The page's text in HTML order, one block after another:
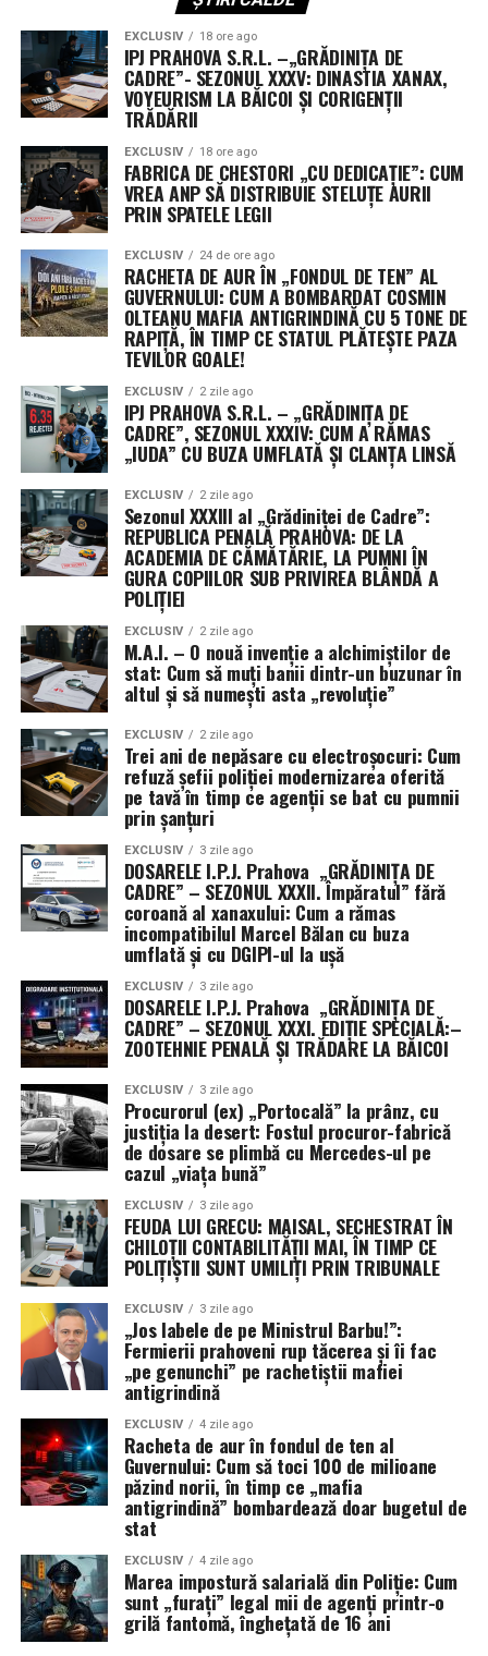
Fără scutire de la reducerile automate de cheltuieli
O altă cerere respinsă a vizat scutirea fondurilor de
reconciliere aprobate anul trecut de la mecanismul de
sechestrare (reduceri automate). Fără această excepție,
indisponibile.
Următorii pași în Congres
Senatul urmează să voteze rezoluția în această
săptămână, înainte de începerea vacanței de august.
Camera Reprezentanților, deja în pauză, și-a adoptat
propria variantă pe 21 iulie. Cele două texte vor trebui
fie unificate, fie una dintre camere va trebui să adopte
varianta celeilalte, pentru ca proiectul să ajungă pe
masa președintelui Donald Trump.
Președinta Comisiei de buget din Senat, Susan Collins, a
descris rezoluția drept „un pas important” pentru
evitarea închiderii guvernului, în timp ce senatoarea
Patty Murray a salutat faptul că textul limitează cererile
de noi fonduri și flexibilități pentru Pentagon.
EXCLUSIV 18 ore ago
IPJ PRAHOVA S.R.L. –„GRĂDINIȚA DE
CADRE”- SEZONUL XXXV: DINASTIA XANAX,
VOYEURISM LA BĂICOI ȘI CORIGENȚII
TRĂDĂRII
EXCLUSIV 18 ore ago
FABRICA DE CHESTORI „CU DEDICAȚIE”: CUM
VREA ANP SĂ DISTRIBUIE STELUȚE AURII
PRIN SPATELE LEGII
EXCLUSIV 24 de ore ago
RACHETA DE AUR ÎN „FONDUL DE TEN” AL
GUVERNULUI: CUM A BOMBARDAT COSMIN
OLTEANU MAFIA ANTIGRINDINĂ CU 5 TONE DE
RAPIȚĂ, ÎN TIMP CE STATUL PLĂTEȘTE PAZA
TEVILOR GOALE!
EXCLUSIV 2 zile ago
IPJ PRAHOVA S.R.L. – „GRĂDINIȚA DE
CADRE”, SEZONUL XXXIV: CUM A RĂMAS
„IUDA” CU BUZA UMFLATĂ ȘI CLANȚA LINSĂ
EXCLUSIV 2 zile ago
Sezonul XXXIII al „Grădiniței de Cadre”:
REPUBLICA PENALĂ PRAHOVA: DE LA
ACADEMIA DE CĂMĂTĂRIE, LA PUMNI ÎN
GURA COPIILOR SUB PRIVIREA BLÂNDĂ A
POLIȚIEI
EXCLUSIV 2 zile ago
M.A.I. – O nouă invenție a alchimiștilor de
stat: Cum să muți banii dintr-un buzunar în
altul și să numești asta „revoluție”
EXCLUSIV 2 zile ago
Trei ani de nepăsare cu electroșocuri: Cum
refuză șefii poliției modernizarea oferită
pe tavă în timp ce agenții se bat cu pumnii
prin șanțuri
EXCLUSIV 3 zile ago
DOSARELE I.P.J. Prahova „GRĂDINIȚA DE
CADRE” – SEZONUL XXXII. Împăratul” fără
coroană al xanaxului: Cum a rămas
incompatibilul Marcel Bălan cu buza
umflată și cu DGIPI-ul la ușă
EXCLUSIV 3 zile ago
DOSARELE I.P.J. Prahova „GRĂDINIȚA DE
CADRE” – SEZONUL XXXI. EDIȚIE SPECIALĂ:–
ZOOTEHNIE PENALĂ ȘI TRĂDARE LA BĂICOI
EXCLUSIV 3 zile ago
Procurorul (ex) „Portocală” la prânz, cu
justiția la desert: Fostul procuror-fabrică
de dosare se plimbă cu Mercedes-ul pe
cazul „viața bună”
EXCLUSIV 3 zile ago
FEUDA LUI GRECU: MAISAL, SECHESTRAT ÎN
CHILOȚII CONTABILITĂȚII MAI, ÎN TIMP CE
POLIȚIȘTII SUNT UMILIȚI PRIN TRIBUNALE
EXCLUSIV 3 zile ago
„Jos labele de pe Ministrul Barbu!”:
Fermierii prahoveni rup tăcerea și îi fac
„pe genunchi” pe rachetiștii mafiei
antigrindină
EXCLUSIV 4 zile ago
Racheta de aur în fondul de ten al
Guvernului: Cum să toci 100 de milioane
păzind norii, în timp ce „mafia
antigrindină” bombardează doar bugetul de
stat
EXCLUSIV 4 zile ago
Marea impostură salarială din Poliție: Cum
sunt „furați” legal mii de agenți printr-o
grilă fantomă, înghețată de 16 ani